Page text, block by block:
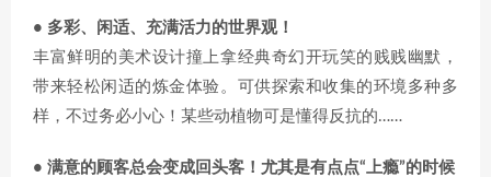
• 多彩、闲适、充满活力的世界观！
丰富鲜明的美术设计撞上拿经典奇幻开玩笑的贱贱幽默，
带来轻松闲适的炼金体验。可供探索和收集的环境多种多
样，不过务必小心！某些动植物可是懂得反抗的……
• 满意的顾客总会变成回头客！尤其是有点点“上瘾”的时候